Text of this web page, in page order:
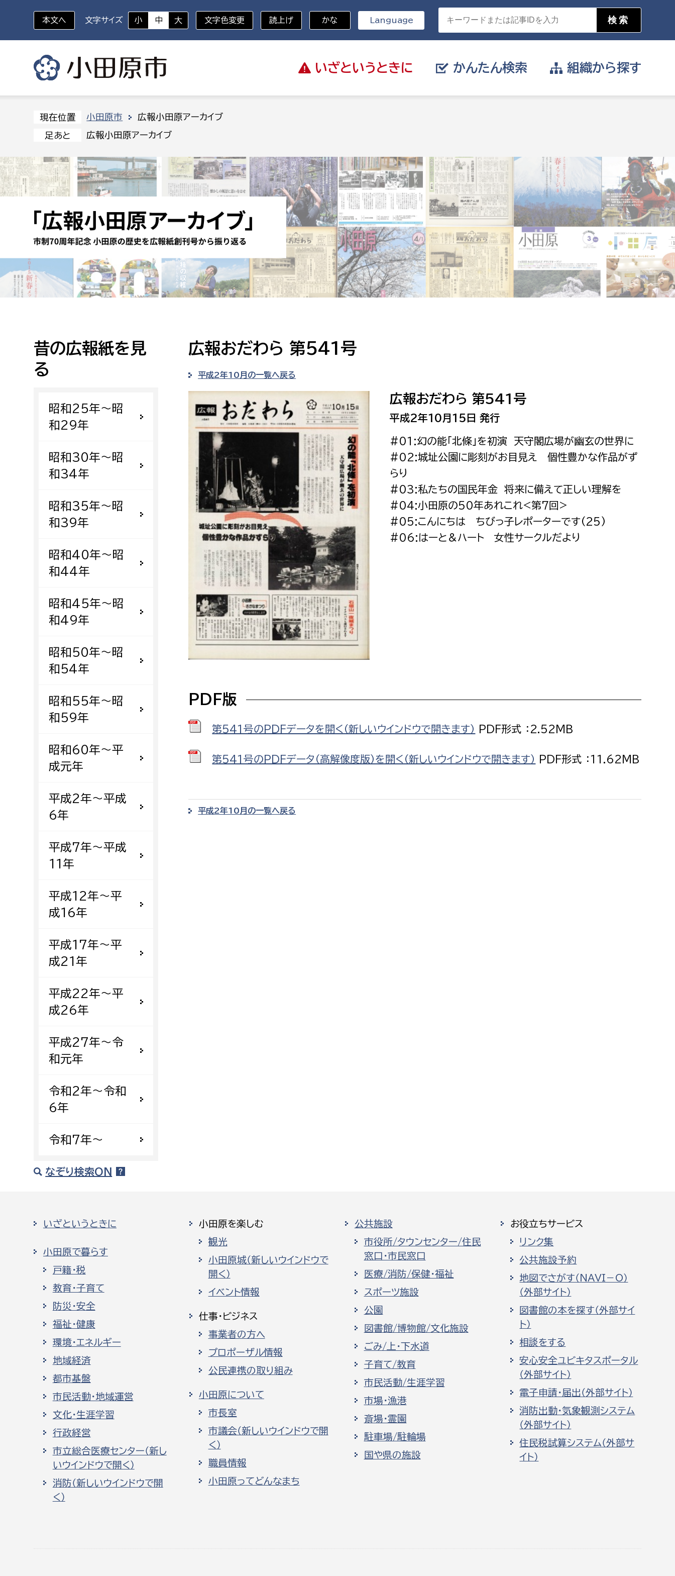
いざと いうときに
いざというときに
休日救急外来 防災・ハザードマップ 避難場所 消防
かんたん検索
対象者を選択
幼稚園児・保育園児
高校生・大学生など
障がい者
事業者
求職者
外国人
ペット
税
教育・子育て
防災・安全
福祉・健康
環境・エネルギー
都市基盤
市民活動・地域づくり
行政経営
観光
消防
病院
市議会
届け出や申請をしたい
証明書がほしい
相談をしたい
支払いをしたい
働きたい
まちづくりに関わりたい
組織から探す
組織から探す
部に属さない室
秘書室
広報広聴室
企画政策課
財政課
デジタル推進課
総務課
職員課
財産管理課
契約検査課
市税総務課
市民税課
資産税課
事業課
市民部
地域安全課
人権・男女共同参画課
戸籍住民課
防災部 文化部
生涯学習課
文化財課
スポーツ課
小田原城総合管理事務所
環境部
福祉健康部
福祉政策課
生活援護課
障がい福祉課
保険課
健康づくり課
子ども若者部
子ども政策課
子ども若者支援課
保育課
経済部
産業政策課
観光課
農政課
水産海浜課
都市部
都市政策課
地域交通課
建築指導課
建設部
建設政策課
国県事業推進課
道水路整備課
みどり公園課
会計管理者
出納室
市立総合医療センター
患者サポートセンター
病院管理局：経営管理課
病院管理局：施設用度課
警防第1課
上下水道局
経営総務課
水道整備課
下水道整備課
浄水管理課
教育指導課
農業委員会事務局
農業委員会事務局
本文へ 文字サイズ 小 中 大 文字色変更 読上げ かな Language
現在位置 小田原市 広報小田原アーカイブ
足あと 広報小田原アーカイブ
昔の広報紙を見
る
昭和25年〜昭
和29年
昭和30年〜昭
和34年
昭和35年〜昭
和39年
昭和40年〜昭
和44年
昭和45年〜昭
和49年
昭和50年〜昭
和54年
昭和55年〜昭
和59年
昭和60年〜平
成元年
平成2年〜平成
6年
平成7年〜平成
11年
平成12年〜平
成16年
平成17年〜平
成21年
平成22年〜平
成26年
平成27年〜令
和元年
令和2年〜令和
6年
令和7年〜
広報おだわら 第541号
平成2年10月の一覧へ戻る
広報おだわら 第541号
平成2年10月15日 発行
#01:幻の能「北條」を初演 天守閣広場が幽玄の世界に
#02:城址公園に彫刻がお目見え 個性豊かな作品がず
らり
#03:私たちの国民年金 将来に備えて正しい理解を
#04:小田原の50年あれこれ<第7回>
#05:こんにちは ちびっ子レポーターです(25)
#06:はーと＆ハート 女性サークルだより
PDF版
第541号のPDFデータを開く（新しいウインドウで開きます） PDF形式 ：2.52MB
第541号のPDFデータ（高解像度版）を開く（新しいウインドウで開きます） PDF形式 ：11.62MB
平成2年10月の一覧へ戻る
なぞり検索ON
いざというときに
小田原で暮らす
戸籍・税
教育・子育て
防災・安全
福祉・健康
環境・エネルギー
地域経済
都市基盤
市民活動・地域運営
文化・生涯学習
行政経営
市立総合医療センター（新し
いウインドウで開く）
消防（新しいウインドウで開
く）
小田原を楽しむ
観光
小田原城（新しいウインドウで
開く）
イベント情報
仕事・ビジネス
事業者の方へ
プロポーザル情報
公民連携の取り組み
小田原について
市長室
市議会（新しいウインドウで開
く）
職員情報
小田原ってどんなまち
公共施設
市役所/タウンセンター/住民
窓口・市民窓口
医療/消防/保健・福祉
スポーツ施設
公園
図書館/博物館/文化施設
ごみ/上・下水道
子育て/教育
市民活動/生涯学習
市場・漁港
斎場・霊園
駐車場/駐輪場
国や県の施設
お役立ちサービス
リンク集
公共施設予約
地図でさがす（NAVI－O）
（外部サイト）
図書館の本を探す（外部サイ
ト）
相談をする
安心安全ユビキタスポータル
（外部サイト）
電子申請・届出（外部サイト）
消防出動・気象観測システム
（外部サイト）
住民税試算システム（外部サ
イト）